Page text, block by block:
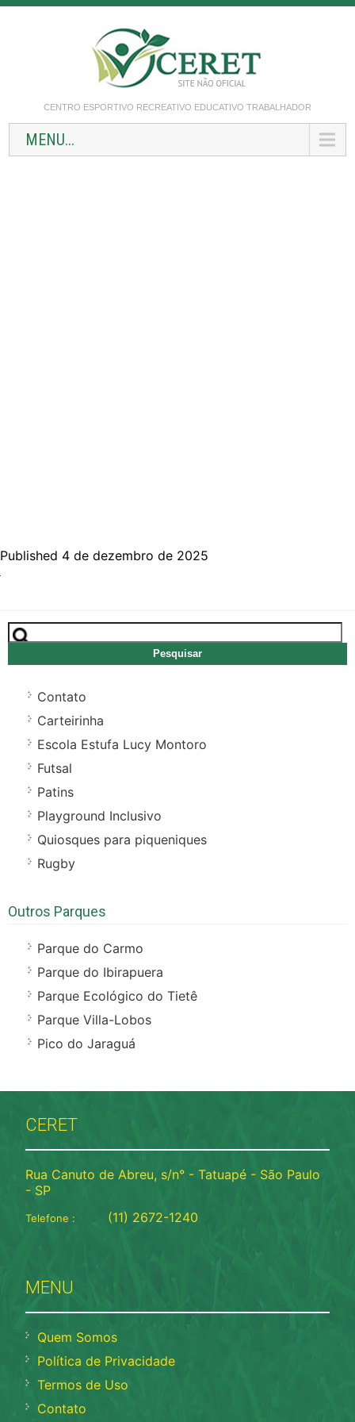
CENTRO ESPORTIVO RECREATIVO EDUCATIVO TRABALHADOR
MENU...
Published 4 de dezembro de 2025
Pesquisar
por:
Contato
Carteirinha
Escola Estufa Lucy Montoro
Futsal
Patins
Playground Inclusivo
Quiosques para piqueniques
Rugby
Outros Parques
Parque do Carmo
Parque do Ibirapuera
Parque Ecológico do Tietê
Parque Villa-Lobos
Pico do Jaraguá
CERET
Rua Canuto de Abreu, s/n° - Tatuapé - São Paulo
- SP
Telefone : (11) 2672-1240
MENU
Quem Somos
Política de Privacidade
Termos de Uso
Contato